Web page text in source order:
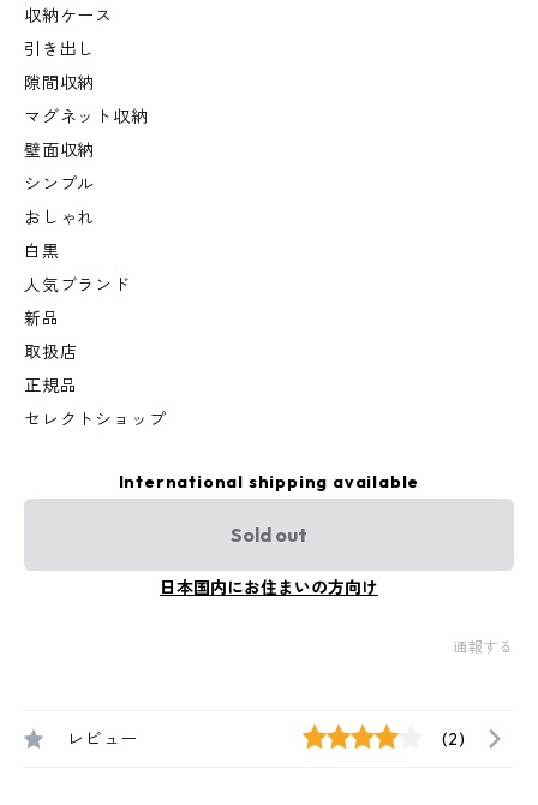
収納ケース
引き出し
隙間収納
マグネット収納
壁面収納
シンプル
おしゃれ
白黒
人気ブランド
新品
取扱店
正規品
セレクトショップ
International shipping available
Sold out
日本国内にお住まいの方向け
通報する
レビュー (2)